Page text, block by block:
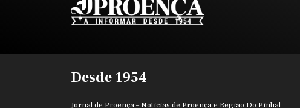
Desde 1954
Jornal de Proença – Noticias de Proença e Região Do Pinhal